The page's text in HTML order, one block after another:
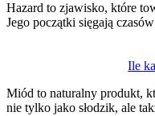
Hazard to zjawisko, które
Jego początki sięgają
Ile
Miód to naturalny produkt,
nie tylko jako słodzik, ale